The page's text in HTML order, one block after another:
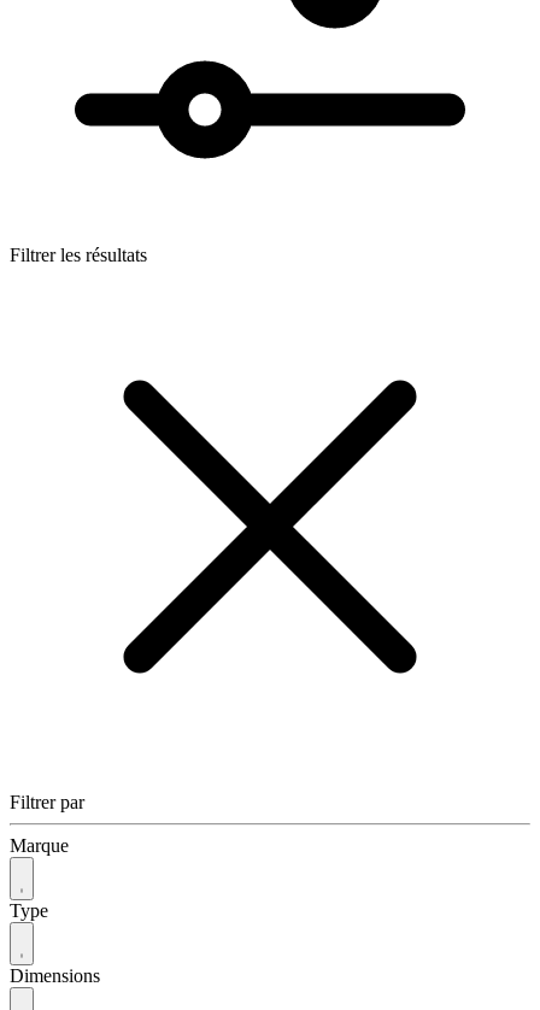
Filtrer les résultats
Filtrer par
Marque
Type
Dimensions